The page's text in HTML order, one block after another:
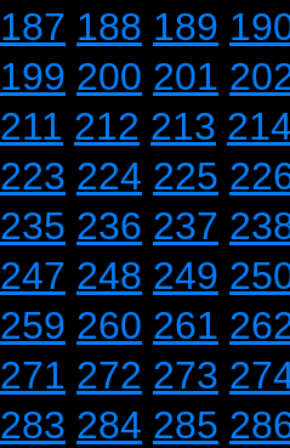
187 188 189
199 200 201
211 212 213
223 224 225
235 236 237
247 248 249
259 260 261
271 272 273
283 284 285